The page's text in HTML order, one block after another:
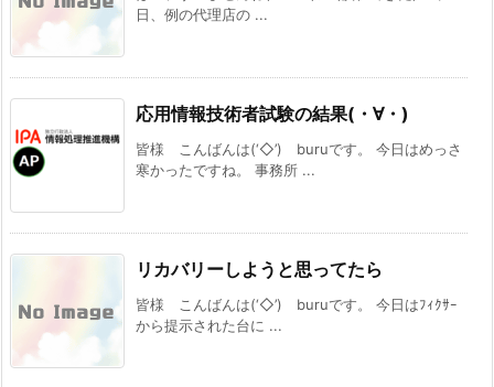
日、例の代理店の ...
応用情報技術者試験の結果(・∀・)
皆様 こんばんは(‘◇’)ゞburuです。 今日はめっさ
寒かったですね。 事務所 ...
リカバリーしようと思ってたら
皆様 こんばんは(‘◇’)ゞburuです。 今日はﾌｨｸｻｰ
から提示された台に ...